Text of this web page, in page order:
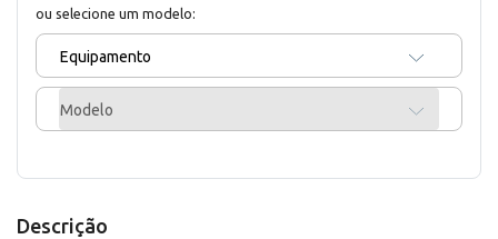
ou selecione um modelo:
Equipamento
Modelo
Descrição